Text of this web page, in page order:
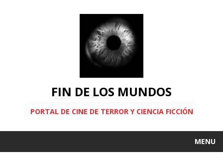
FIN DE LOS MUNDOS
PORTAL DE CINE DE TERROR Y CIENCIA FICCIÓN
MENU